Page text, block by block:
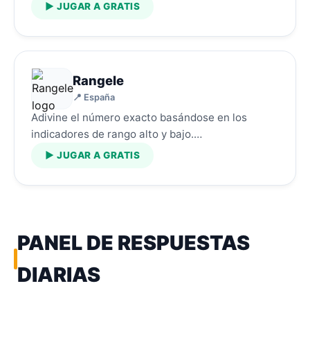
▶ JUGAR A GRATIS
Rangele
📍 España
Adivine el número exacto basándose en los
indicadores de rango alto y bajo.…
▶ JUGAR A GRATIS
PANEL DE RESPUESTAS
DIARIAS